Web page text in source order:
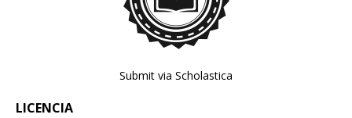
Submit via Scholastica
LICENCIA